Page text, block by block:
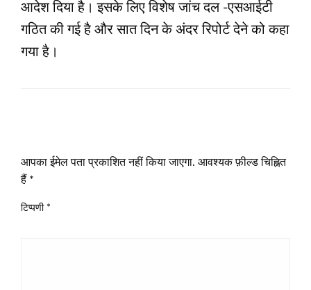
आदेश दिया है। इसके लिए विशेष जांच दल -एसआईटी
गठित की गई है और सात दिन के अंदर रि‍पोर्ट देने को कहा
गया है।
आपका ईमेल पता प्रकाशित नहीं किया जाएगा. आवश्यक फ़ील्ड चिह्नित
हैं *
टिप्पणी *